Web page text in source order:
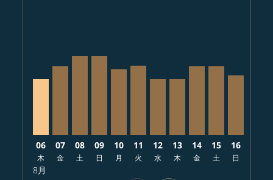
CTS–TPE, 2026/08/06 – 2026/08/10: 出発地 108,720円
06
木
8月
CTS–TPE, 2026/08/07 – 2026/09/03: 出発地
07
金
CTS–TPE, 2026/08/08 – 2026/08/13: 出発地
08
土
CTS–TPE, 2026/08/09 – 2026/08/12: 出
09
日
CTS–TPE, 2026/08/10 – 2026/08/
10
月
CTS–TPE, 2026/08/11 – 2026/
11
火
12
水
13
木
14
金
15
土
16
日